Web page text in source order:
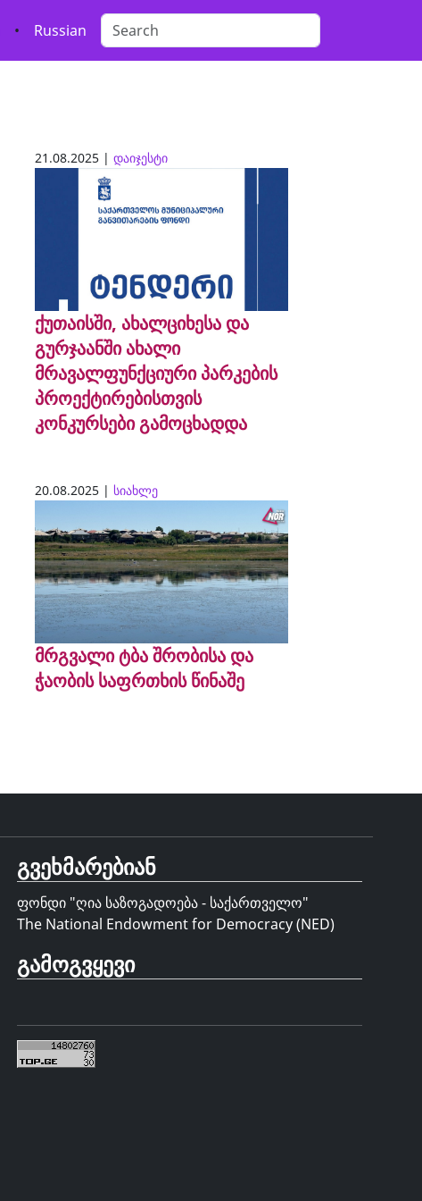
• Russian
21.08.2025 | დაიჯესტი
ქუთაისში, ახალციხესა და
გურჯაანში ახალი
მრავალფუნქციური პარკების
პროექტირებისთვის
კონკურსები გამოცხადდა
20.08.2025 | სიახლე
მრგვალი ტბა შრობისა და
ჭაობის საფრთხის წინაშე
გვეხმარებიან
ფონდი "ღია საზოგადოება - საქართველო"
The National Endowment for Democracy (NED)
გამოგვყევი